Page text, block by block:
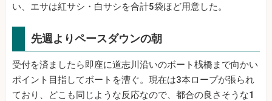
い、エサは紅サシ・白サシを合計5袋ほど用意した。
先週よりペースダウンの朝
受付を済ましたら即座に道志川沿いのボート桟橋まで向かい
ポイント目指してボートを漕ぐ。現在は3本ロープが張られ
ており、どこも同じような反応なので、都合の良さそうな1